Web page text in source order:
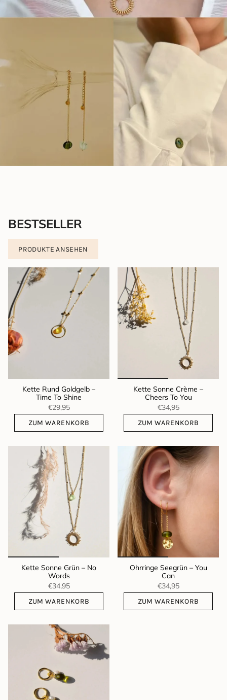
BESTSELLER
PRODUKTE ANSEHEN
Kette Rund Goldgelb –
Time To Shine
€29,95
ZUM WARENKORB
Kette Sonne Crème –
Cheers To You
€34,95
ZUM WARENKORB
Kette Sonne Grün – No
Words
€34,95
ZUM WARENKORB
Ohrringe Seegrün – You
Can
€34,95
ZUM WARENKORB